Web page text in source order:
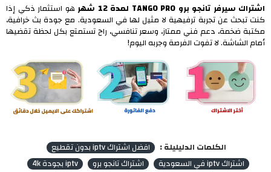
اشتراك سيرفر تانجو برو TANGO PRO لمدة 12 شهر هو استثمار ذكي إذا
كنت تبحث عن تجربة ترفيهية لا مثيل لها في السعودية. مع جودة بث خرافية،
مكتبة ضخمة، دعم فني ممتاز، وسعر تنافسي، راح تستمتع بكل لحظة تقضيها
أمام الشاشة. لا تفوت الفرصة وجربه اليوم!
الكلمات الدليليلة :
افضل اشتراك iptv بدون تقطيع
اشتراك iptv في السعودية
اشتراك تانجو برو
iptv بجودة 4k